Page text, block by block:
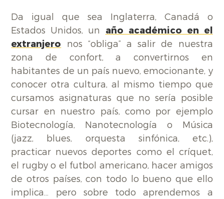
Da igual que sea Inglaterra, Canadá o
Estados Unidos, un año académico en el
extranjero nos “obliga” a salir de nuestra
zona de confort, a convertirnos en
habitantes de un país nuevo, emocionante, y
conocer otra cultura, al mismo tiempo que
cursamos asignaturas que no sería posible
cursar en nuestro país, como por ejemplo
Biotecnología, Nanotecnología o Música
(jazz, blues, orquesta sinfónica, etc.),
practicar nuevos deportes como el críquet,
el rugby o el futbol americano, hacer amigos
de otros países, con todo lo bueno que ello
implica… pero sobre todo aprendemos a